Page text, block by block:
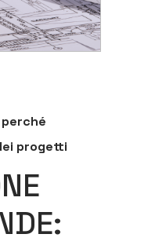
progetti